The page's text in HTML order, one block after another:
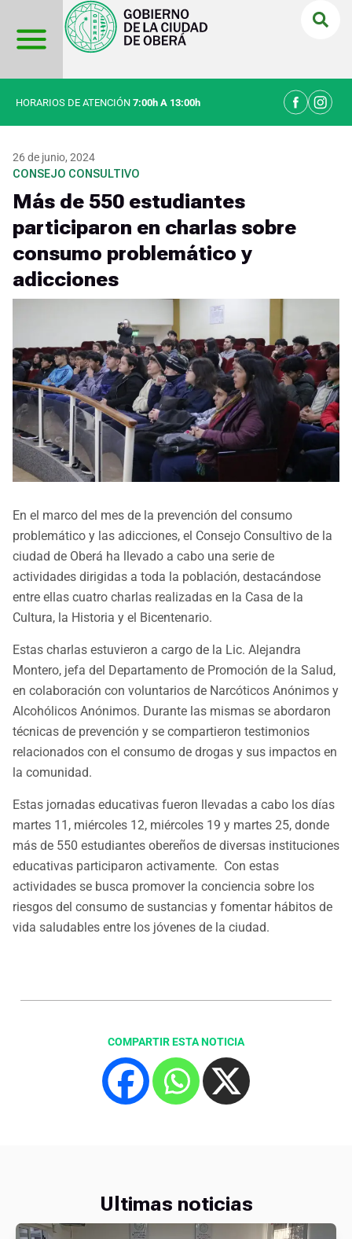
contenido
HORARIOS DE ATENCIÓN 7:00h A 13:00h
26 de junio, 2024
CONSEJO CONSULTIVO
Más de 550 estudiantes
participaron en charlas sobre
consumo problemático y
adicciones
En el marco del mes de la prevención del consumo
problemático y las adicciones, el Consejo Consultivo de la
ciudad de Oberá ha llevado a cabo una serie de
actividades dirigidas a toda la población, destacándose
entre ellas cuatro charlas realizadas en la Casa de la
Cultura, la Historia y el Bicentenario.
Estas charlas estuvieron a cargo de la Lic. Alejandra
Montero, jefa del Departamento de Promoción de la Salud,
en colaboración con voluntarios de Narcóticos Anónimos y
Alcohólicos Anónimos. Durante las mismas se abordaron
técnicas de prevención y se compartieron testimonios
relacionados con el consumo de drogas y sus impactos en
la comunidad.
Estas jornadas educativas fueron llevadas a cabo los días
martes 11, miércoles 12, miércoles 19 y martes 25, donde
más de 550 estudiantes obereños de diversas instituciones
educativas participaron activamente. Con estas
actividades se busca promover la conciencia sobre los
riesgos del consumo de sustancias y fomentar hábitos de
vida saludables entre los jóvenes de la ciudad.
COMPARTIR ESTA NOTICIA
Ultimas noticias